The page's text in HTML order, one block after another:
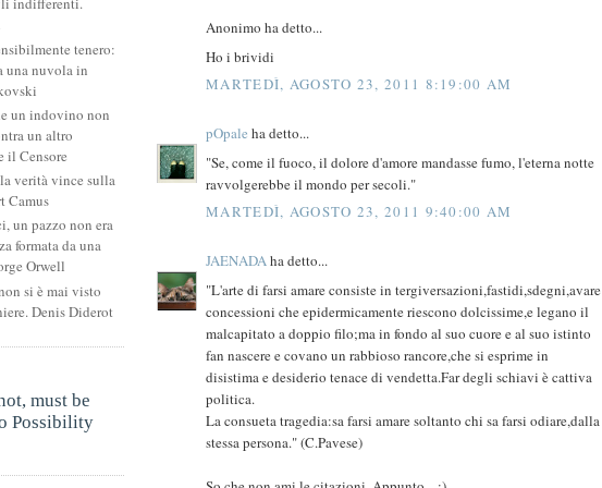
Anonimo ha detto...
Ho i brividi
MARTEDÌ, AGOSTO 23, 2011 8:19:00 AM
pOpale ha detto...
"Se, come il fuoco, il dolore d'amore mandasse fumo, l'eterna notte
ravvolgerebbe il mondo per secoli."
MARTEDÌ, AGOSTO 23, 2011 9:40:00 AM
JAENADAha detto...
"L'arte di farsi amare consiste in tergiversazioni,fastidi,sdegni,avare
concessioni che epidermicamente riescono dolcissime,e legano il
malcapitato a doppio filo;ma in fondo al suo cuore e al suo istinto
fan nascere e covano un rabbioso rancore,che si esprime in
disistima e desiderio tenace di vendetta.Far degli schiavi è cattiva
politica.
La consueta tragedia:sa farsi amare soltanto chi sa farsi odiare,dalla
stessa persona." (C.Pavese)
tenero:
una nuvola in
un indovino non
un altro
il Censore
verità vince sulla
Camus
un pazzo non era
formata da una
Orwell
si è mai visto
Denis Diderot
must be
Possibility